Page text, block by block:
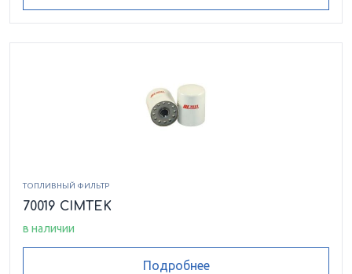
ТОПЛИВНЫЙ ФИЛЬТР
70019 CIMTEK
в наличии
Подробнее